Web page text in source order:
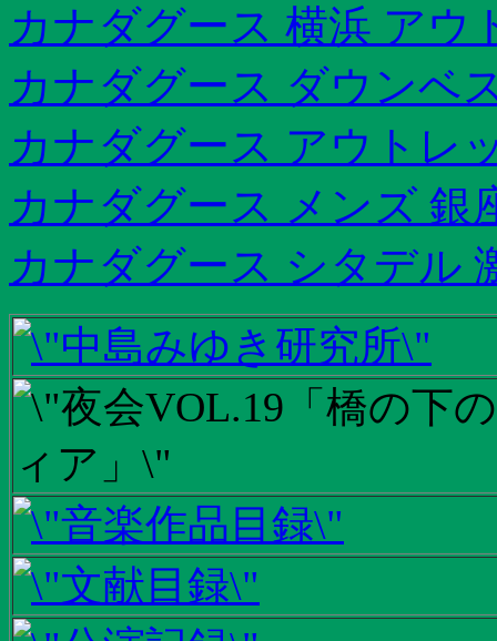
カナダグース 横浜 アウ
カナダグース ダウンベ
カナダグース アウトレ
カナダグース メンズ 銀
カナダグース シタデル